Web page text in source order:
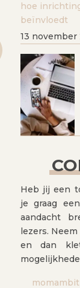
hoe
beïnvloedt
13 november
Heb jij een
je graag
aandacht
lezers.
en dan